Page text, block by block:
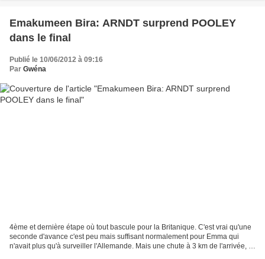
Emakumeen Bira: ARNDT surprend POOLEY
dans le final
Publié le 10/06/2012 à 09:16
Par Gwéna
4ème et dernière étape où tout bascule pour la Britanique. C'est vrai qu'une
seconde d'avance c'est peu mais suffisant normalement pour Emma qui
n'avait plus qu'à surveiller l'Allemande. Mais une chute à 3 km de l'arrivée, la